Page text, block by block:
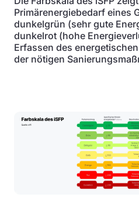
Primärenergiebedarf eines
dunkelgrün (sehr gute
dunkelrot (hohe
Erfassen des
der nötigen